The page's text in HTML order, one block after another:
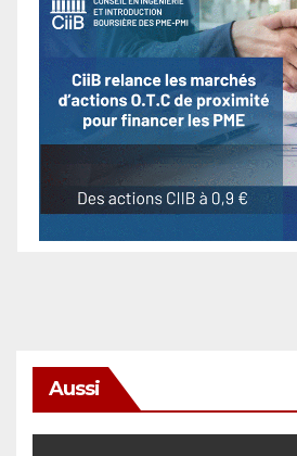
Aussi